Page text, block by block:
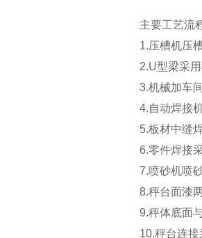
主要工艺流
1.压槽机压
2.U型梁采
3.机械加车
4.自动焊接
5.板材中缝
6.零件焊接
7.喷砂机喷
8.秤台面漆
9.秤体底面
10.秤台连接